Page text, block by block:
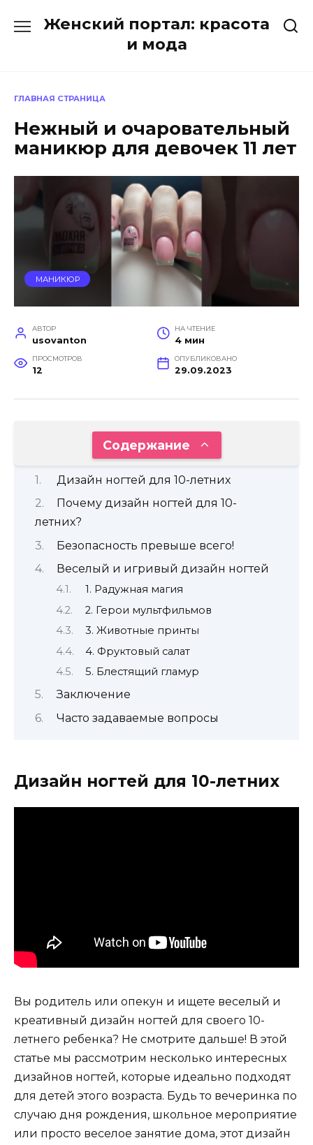
Женский портал: красота
и мода
ГЛАВНАЯ СТРАНИЦА
Нежный и очаровательный
маникюр для девочек 11 лет
МАНИКЮР
АВТОР
usovanton
НА ЧТЕНИЕ
4 мин
ПРОСМОТРОВ
12
ОПУБЛИКОВАНО
29.09.2023
Содержание
Дизайн ногтей для 10-летних
Почему дизайн ногтей для 10-
летних?
Безопасность превыше всего!
Веселый и игривый дизайн ногтей
1. Радужная магия
2. Герои мультфильмов
3. Животные принты
4. Фруктовый салат
5. Блестящий гламур
Заключение
Часто задаваемые вопросы
Дизайн ногтей для 10-летних
Вы родитель или опекун и ищете веселый и
креативный дизайн ногтей для своего 10-
летнего ребенка? Не смотрите дальше! В этой
статье мы рассмотрим несколько интересных
дизайнов ногтей, которые идеально подходят
для детей этого возраста. Будь то вечеринка по
случаю дня рождения, школьное мероприятие
или просто веселое занятие дома, этот дизайн